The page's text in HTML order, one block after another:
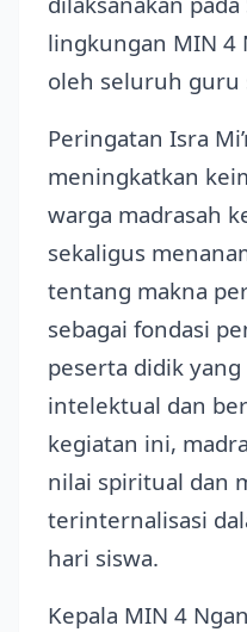
lingkungan MIN 4
oleh seluruh guru
Peringatan Isra
meningkatkan
warga madrasah
sekaligus
tentang makna
sebagai fondasi
peserta didik yang
intelektual dan
kegiatan ini,
nilai spiritual dan
terinternalisasi
hari siswa.
Kepala MIN 4